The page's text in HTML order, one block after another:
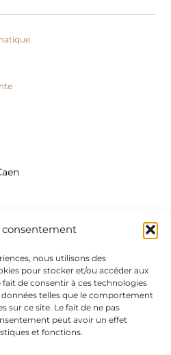
consentement
nous utilisons des
pour stocker et/ou accéder aux
de consentir à ces technologies
telles que le comportement
sur ce site. Le fait de ne pas
peut avoir un effet
et fonctions.
concepteur et
et d’épices pour
siège social est à Colombelles